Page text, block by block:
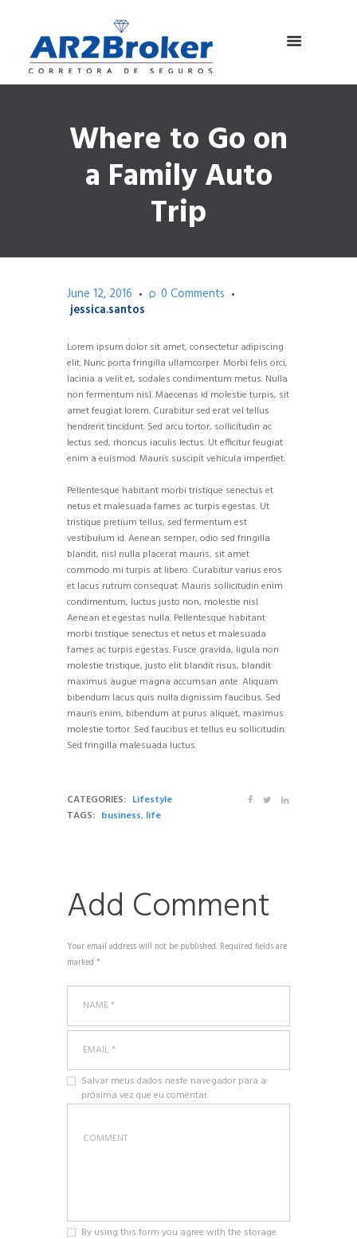
Where to Go on
a Family Auto
Trip
June 12, 2016 0 Comments
jessica.santos
Lorem ipsum dolor sit amet, consectetur adipiscing
elit. Nunc porta fringilla ullamcorper. Morbi felis orci,
lacinia a velit et, sodales condimentum metus. Nulla
non fermentum nisl. Maecenas id molestie turpis, sit
amet feugiat lorem. Curabitur sed erat vel tellus
hendrerit tincidunt. Sed arcu tortor, sollicitudin ac
lectus sed, rhoncus iaculis lectus. Ut efficitur feugiat
enim a euismod. Mauris suscipit vehicula imperdiet.
Pellentesque habitant morbi tristique senectus et
netus et malesuada fames ac turpis egestas. Ut
tristique pretium tellus, sed fermentum est
vestibulum id. Aenean semper, odio sed fringilla
blandit, nisl nulla placerat mauris, sit amet
commodo mi turpis at libero. Curabitur varius eros
et lacus rutrum consequat. Mauris sollicitudin enim
condimentum, luctus justo non, molestie nisl.
Aenean et egestas nulla. Pellentesque habitant
morbi tristique senectus et netus et malesuada
fames ac turpis egestas. Fusce gravida, ligula non
molestie tristique, justo elit blandit risus, blandit
maximus augue magna accumsan ante. Aliquam
bibendum lacus quis nulla dignissim faucibus. Sed
mauris enim, bibendum at purus aliquet, maximus
molestie tortor. Sed faucibus et tellus eu sollicitudin.
Sed fringilla malesuada luctus.
CATEGORIES: Lifestyle
TAGS: business, life
Add Comment
Your email address will not be published. Required fields are
marked *
Salvar meus dados neste navegador para a
próxima vez que eu comentar.
By using this form you agree with the storage